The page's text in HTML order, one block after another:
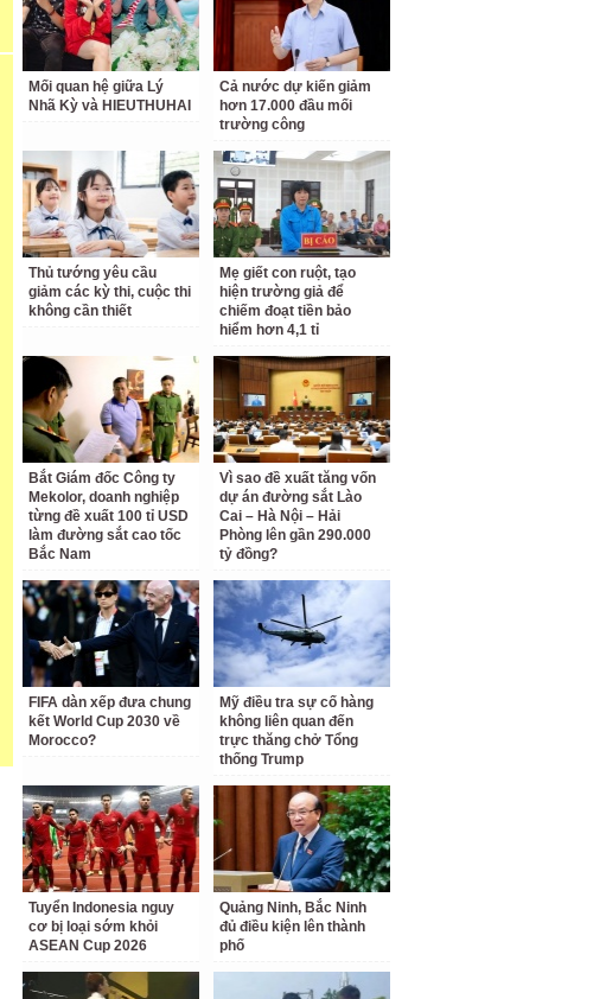
Mối quan hệ giữa Lý
Nhã Kỳ và HIEUTHUHAI
Cả nước dự kiến giảm
hơn 17.000 đầu mối
trường công
Thủ tướng yêu cầu
giảm các kỳ thi, cuộc thi
không cần thiết
Mẹ giết con ruột, tạo
hiện trường giả để
chiếm đoạt tiền bảo
hiểm hơn 4,1 tỉ
Bắt Giám đốc Công ty
Mekolor, doanh nghiệp
từng đề xuất 100 tỉ USD
làm đường sắt cao tốc
Bắc Nam
Vì sao đề xuất tăng vốn
dự án đường sắt Lào
Cai – Hà Nội – Hải
Phòng lên gần 290.000
tỷ đồng?
FIFA dàn xếp đưa chung
kết World Cup 2030 về
Morocco?
Mỹ điều tra sự cố hàng
không liên quan đến
trực thăng chở Tổng
thống Trump
Tuyển Indonesia nguy
cơ bị loại sớm khỏi
ASEAN Cup 2026
Quảng Ninh, Bắc Ninh
đủ điều kiện lên thành
phố